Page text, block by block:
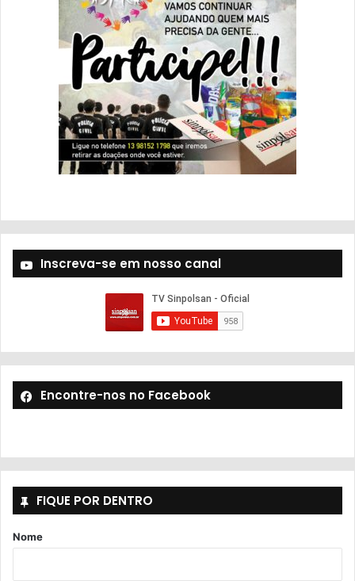
Inscreva-se em nosso canal
Encontre-nos no Facebook
FIQUE POR DENTRO
Nome